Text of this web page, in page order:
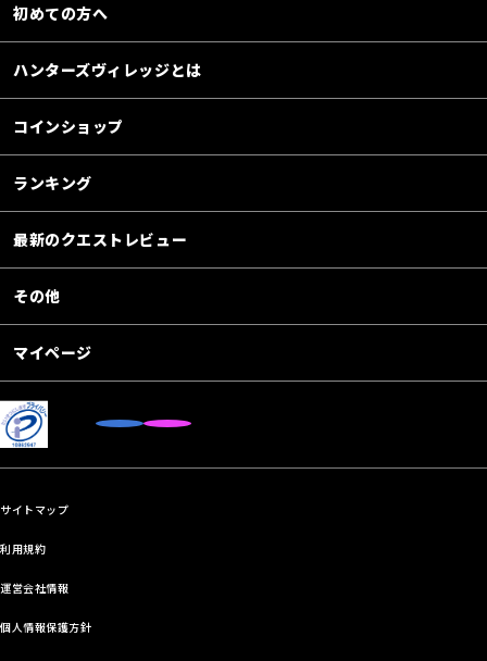
初めての方へ
ハンターズヴィレッジとは
コインショップ
ランキング
最新のクエストレビュー
その他
マイページ
サイトマップ
利用規約
運営会社情報
個人情報保護方針